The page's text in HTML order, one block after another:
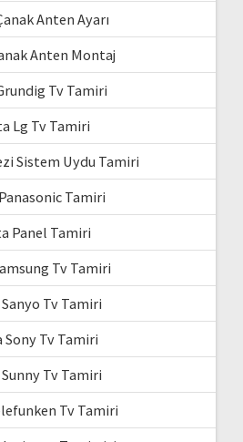
Anten Ayarı
Anten Montaj
Tv Tamiri
Lg Tv Tamiri
Sistem Uydu Tamiri
Tamiri
Panel Tamiri
Tv Tamiri
Tv Tamiri
Sony Tv Tamiri
Tv Tamiri
Tv Tamiri